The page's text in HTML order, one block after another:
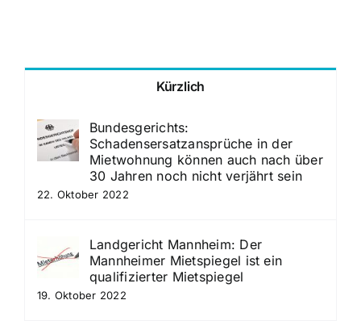
Kürzlich
Bundesgerichts:
Schadensersatzansprüche in der
Mietwohnung können auch nach über
30 Jahren noch nicht verjährt sein
22. Oktober 2022
Landgericht Mannheim: Der
Mannheimer Mietspiegel ist ein
qualifizierter Mietspiegel
19. Oktober 2022